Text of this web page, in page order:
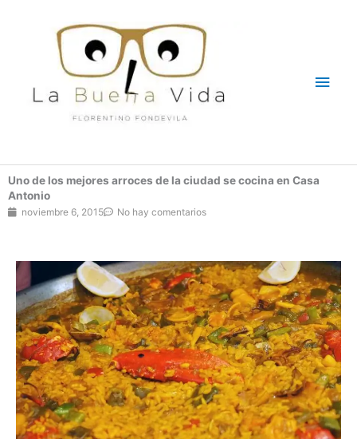
Uno de los mejores arroces de la ciudad se cocina en Casa
Antonio
noviembre 6, 2015 No hay comentarios